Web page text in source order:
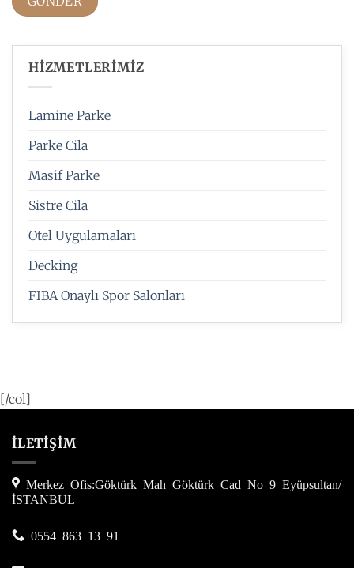
HİZMETLERİMİZ
Lamine Parke
Parke Cila
Masif Parke
Sistre Cila
Otel Uygulamaları
Decking
FIBA Onaylı Spor Salonları
[/col]
İLETİŞİM
Merkez Ofis:Göktürk Mah Göktürk Cad No 9 Eyüpsultan/
İSTANBUL
0554 863 13 91